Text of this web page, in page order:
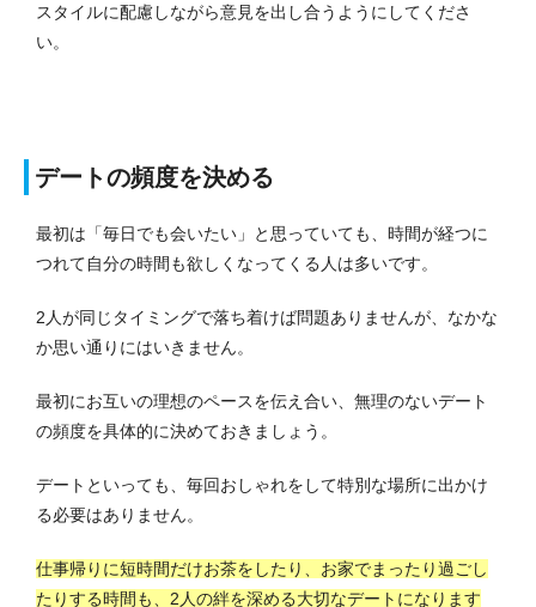
スタイルに配慮しながら意見を出し合うようにしてくださ
い。
デートの頻度を決める
最初は「毎日でも会いたい」と思っていても、時間が経つに
つれて自分の時間も欲しくなってくる人は多いです。
2人が同じタイミングで落ち着けば問題ありませんが、なかな
か思い通りにはいきません。
最初にお互いの理想のペースを伝え合い、無理のないデート
の頻度を具体的に決めておきましょう。
デートといっても、毎回おしゃれをして特別な場所に出かけ
る必要はありません。
仕事帰りに短時間だけお茶をしたり、お家でまったり過ごし
たりする時間も、2人の絆を深める大切なデートになります